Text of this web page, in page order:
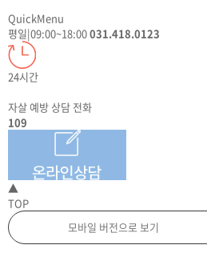
QuickMenu
평일|09:00~18:00031.418.0123
24시간
자살 예방 상담 전화
109
▲
TOP
모바일 버전으로 보기